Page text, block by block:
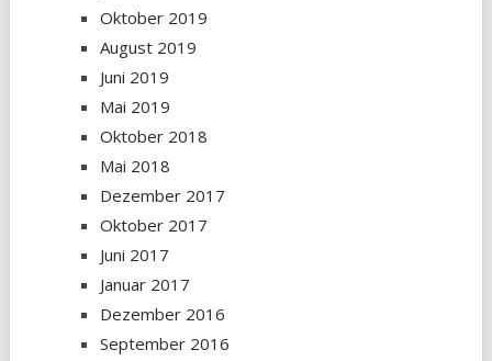
Oktober 2019
August 2019
Juni 2019
Mai 2019
Oktober 2018
Mai 2018
Dezember 2017
Oktober 2017
Juni 2017
Januar 2017
Dezember 2016
September 2016